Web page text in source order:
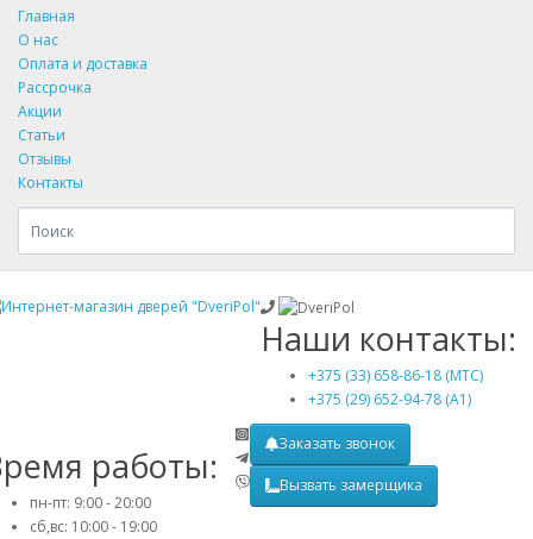
Главная
О нас
Оплата и доставка
Рассрочка
Акции
Статьи
Отзывы
Контакты
Наши контакты:
+375 (33) 658-86-18 (МТС)
+375 (29) 652-94-78 (A1)
работы:
пн-пт: 9:00 - 20:00
сб,вс: 10:00 - 19:00
Заказать звонок
Вызвать замерщика